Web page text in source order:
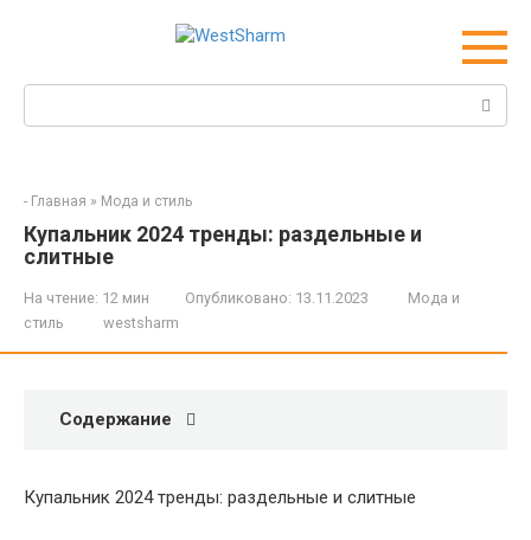
- Главная » Мода и стиль
Купальник 2024 тренды: раздельные и
слитные
На чтение: 12 мин Опубликовано: 13.11.2023
Мода и
стиль
westsharm
Содержание
Купальник 2024 тренды: раздельные и слитные